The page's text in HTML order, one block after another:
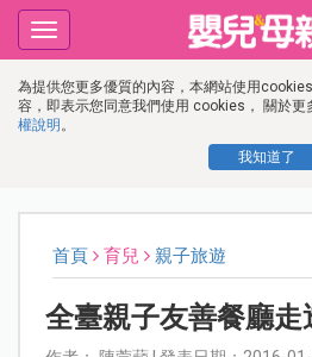
為提供您更多優質的內容，本網站使用
容，即表示您同意我們使用 cookies， 關於
權說明 。
我知道了
Toggle
navigation
首頁 育兒 親子旅遊
全臺親子友善餐廳走